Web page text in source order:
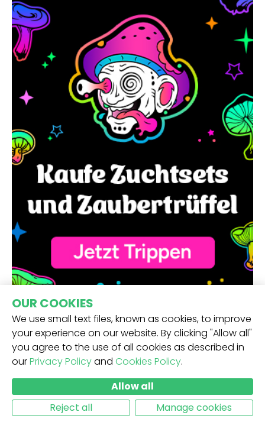
ERHALTE UNSEREN NEWSLETTER -
ABSCHICKEN
OUR COOKIES
We use small text files, known as cookies, to improve
your experience on our website. By clicking "Allow all"
you agree to the use of all cookies as described in
ourPrivacy Policyand Cookies Policy.
Allow all
Reject all
Manage cookies